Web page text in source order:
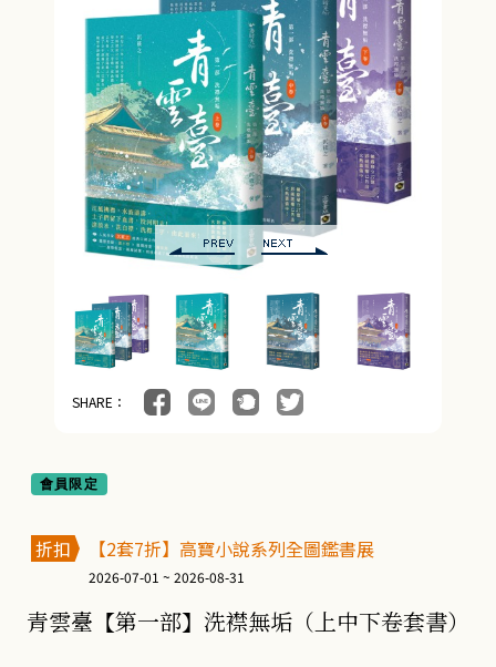
親子教養 (14)
人文史哲 (74)
【66折】高寶小說系列全圖鑑書展
SHARE：
會員限定
折扣 【2套7折】高寶小說系列全圖鑑書展
2026-07-01 ~ 2026-08-31
青雲臺【第一部】洗襟無垢（上中下卷套書）